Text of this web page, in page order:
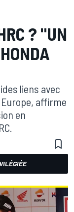
? "UN
liens avec
affirme
en